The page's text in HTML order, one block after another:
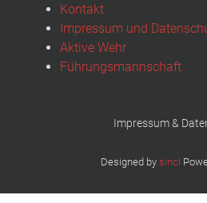
Kontakt
Impressum und
Aktive Wehr
Führungsmannschaft
Impressum &
Designed by sinci